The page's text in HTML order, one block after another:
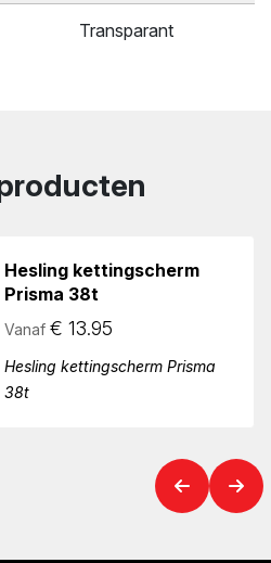
Transparant
Hesling kettingscherm
Prisma 38t
Vanaf € 13.95
Hesling kettingscherm Prisma
38t